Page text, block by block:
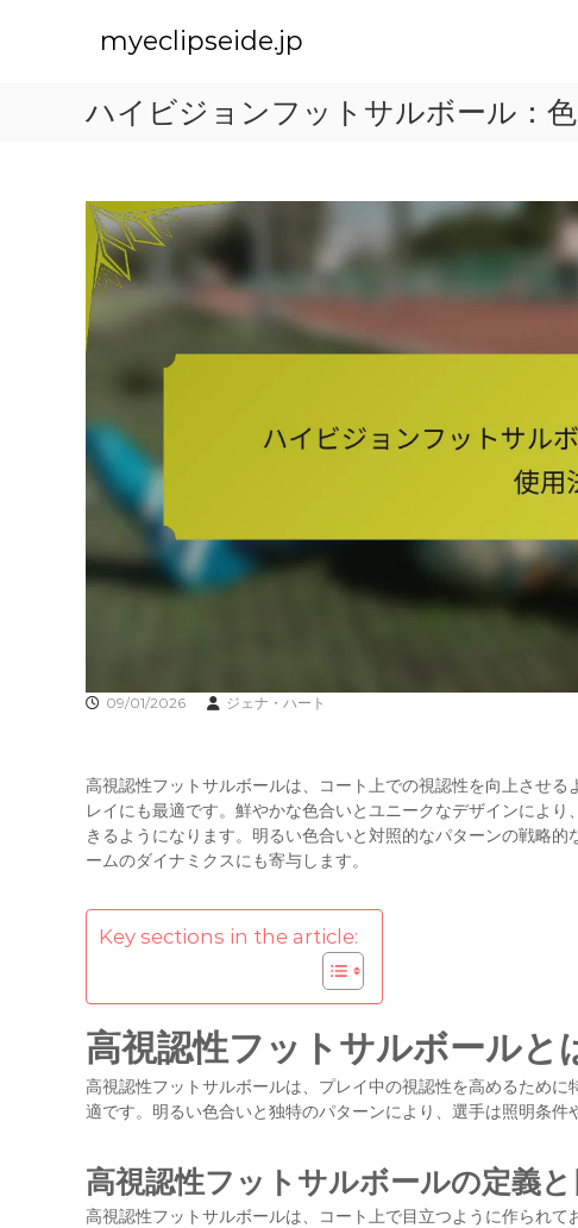
myeclipseide.jp
ハイビジョンフットサルボール：
09/01/2026 ジェナ・ハート
高視認性フットサルボールは、コート上での視認性を向上させ
レイにも最適です。鮮やかな色合いとユニークなデザインによ
きるようになります。明るい色合いと対照的なパターンの戦略
ームのダイナミクスにも寄与します。
Key sections in the article:
高視認性フットサルボールと
高視認性フットサルボールは、プレイ中の視認性を高めるため
適です。明るい色合いと独特のパターンにより、選手は照明条件
高視認性フットサルボールの定義と
高視認性フットサルボールは、コート上で目立つように作られ